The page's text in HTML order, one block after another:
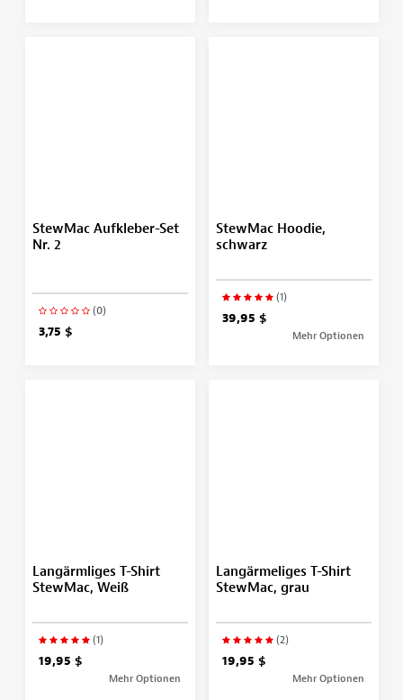
StewMac Aufkleber-Set
Nr. 2
(0)
3,75 $
StewMac Hoodie,
schwarz
(1)
39,95 $
Mehr Optionen
Langärmliges T-Shirt
StewMac, Weiß
(1)
19,95 $
Mehr Optionen
Langärmeliges T-Shirt
StewMac, grau
(2)
19,95 $
Mehr Optionen